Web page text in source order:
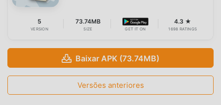
5
VERSION
73.74MB
SIZE GET IT ON
4.3 ★
1698 RATINGS
Baixar APK (73.74MB)
Versões anteriores